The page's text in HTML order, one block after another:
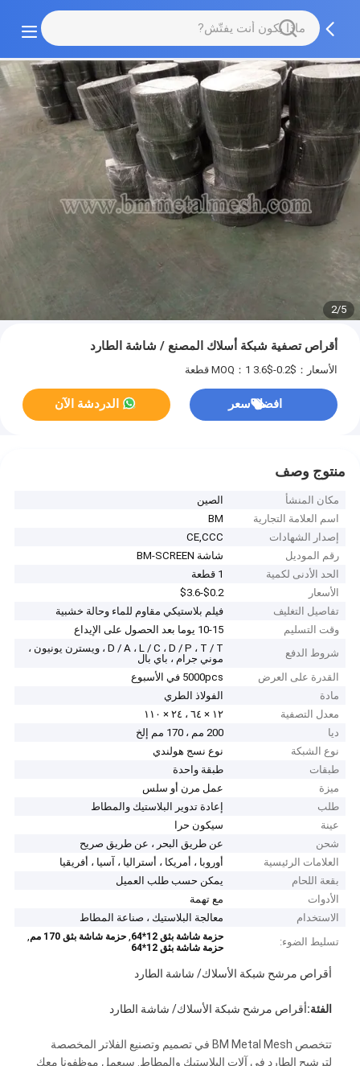
2/5
أقراص تصفية شبكة أسلاك المصنع / شاشة الطارد
الأسعار：$0.2-$3.6 MOQ：1 قطعة
افضل سعر الدردشة الآن
منتوج وصف
مكان المنشأ
الصين
اسم العلامة التجارية
BM
إصدار الشهادات
CE,CCC
رقم الموديل
شاشة BM-SCREEN
الحد الأدنى لكمية
1 قطعة
الأسعار
$0.2-$3.6
تفاصيل التغليف
فيلم بلاستيكي مقاوم للماء وحالة خشبية
وقت التسليم
10-15 يوما بعد الحصول على الإيداع
شروط الدفع
D / A ، L / C ، D / P ، T / T ، ويسترن يونيون ،
موني جرام ، باي بال
القدرة على العرض
5000pcs في الأسبوع
مادة
الفولاذ الطري
معدل التصفية
١٢ × ٦٤ ، ٢٤ × ​​١١٠
ديا
200 مم ، 170 مم إلخ
نوع الشبكة
نوع نسج هولندي
طبقات
طبقة واحدة
ميزة
عمل مرن أو سلس
طلب
إعادة تدوير البلاستيك والمطاط
عينة
سيكون حرا
شحن
عن طريق البحر ، عن طريق صريح
العلامات الرئيسية
أوروبا ، أمريكا ، أستراليا ، آسيا ، أفريقيا
بقعة اللحام
يمكن حسب طلب العميل
الأدوات
مع تهمة
الاستخدام
معالجة البلاستيك ، صناعة المطاط
تسليط الضوء:
حزمة شاشة بثق 12*64 ,حزمة شاشة بثق 170 مم ,
حزمة شاشة بثق 12*64
أقراص مرشح شبكة الأسلاك/ شاشة الطارد
الفئة:أقراص مرشح شبكة الأسلاك/ شاشة الطارد
تتخصص BM Metal Mesh في تصميم وتصنيع الفلاتر المخصصة
لترشيح الطارد في آلات البلاستيك والمطاط. سيعمل موظفونا معك